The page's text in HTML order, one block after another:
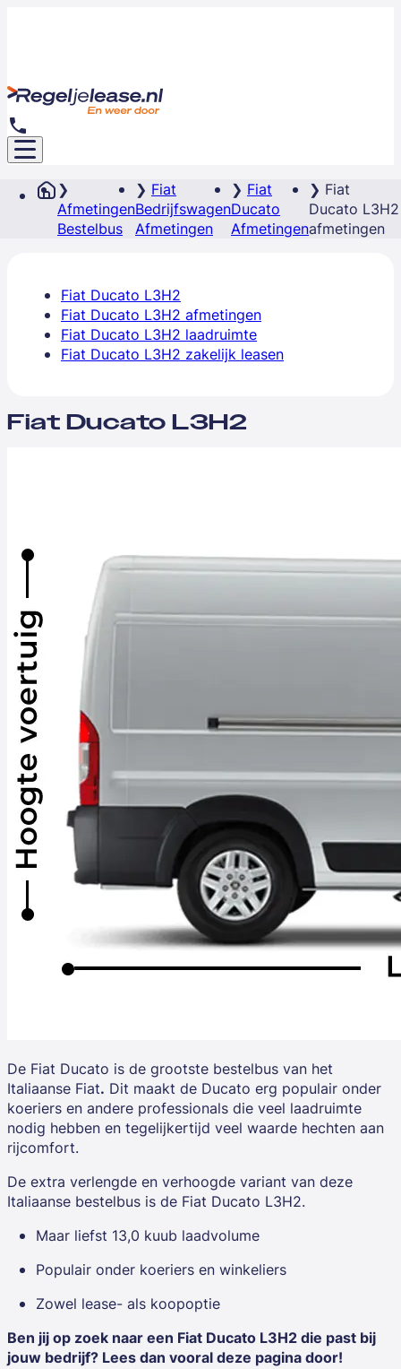
Afmetingen
Bestelbus
Fiat
Bedrijfswagen
Afmetingen
Fiat
Ducato
Afmetingen
Fiat
Ducato L3H2
afmetingen
Fiat Ducato L3H2
Fiat Ducato L3H2 afmetingen
Fiat Ducato L3H2 laadruimte
Fiat Ducato L3H2 zakelijk leasen
Fiat Ducato L3H2
De Fiat Ducato is de grootste bestelbus van het
Italiaanse Fiat. Dit maakt de Ducato erg populair onder
koeriers en andere professionals die veel laadruimte
nodig hebben en tegelijkertijd veel waarde hechten aan
rijcomfort.
De extra verlengde en verhoogde variant van deze
Italiaanse bestelbus is de Fiat Ducato L3H2.
Maar liefst 13,0 kuub laadvolume
Populair onder koeriers en winkeliers
Zowel lease- als koopoptie
Ben jij op zoek naar een Fiat Ducato L3H2die past bij
jouw bedrijf? Lees dan vooral deze pagina door!